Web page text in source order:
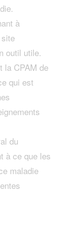
à
outil utile.
la CPAM de
qui est
du
à ce que les
maladie